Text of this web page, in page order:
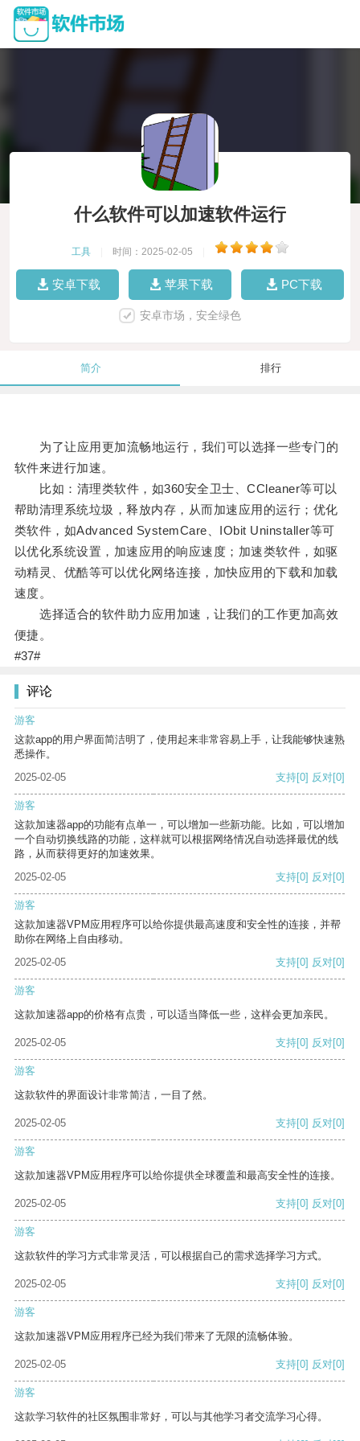
什么软件可以加速软件运行
工具 时间：2025-02-05
安卓下载 苹果下载 PC下载
安卓市场，安全绿色
简介 排行
为了让应用更加流畅地运行，我们可以选择一些专门的
软件来进行加速。
比如：清理类软件，如360安全卫士、CCleaner等可以
帮助清理系统垃圾，释放内存，从而加速应用的运行；优化
类软件，如Advanced SystemCare、IObit Uninstaller等可
以优化系统设置，加速应用的响应速度；加速类软件，如驱
动精灵、优酷等可以优化网络连接，加快应用的下载和加载
速度。
选择适合的软件助力应用加速，让我们的工作更加高效
便捷。
#37#
评论
游客
这款app的用户界面简洁明了，使用起来非常容易上手，让我能够快速熟
悉操作。
2025-02-05
支持[0] 反对[0]
游客
这款加速器app的功能有点单一，可以增加一些新功能。比如，可以增加
一个自动切换线路的功能，这样就可以根据网络情况自动选择最优的线
路，从而获得更好的加速效果。
2025-02-05
支持[0] 反对[0]
游客
这款加速器VPM应用程序可以给你提供最高速度和安全性的连接，并帮
助你在网络上自由移动。
2025-02-05
支持[0] 反对[0]
游客
这款加速器app的价格有点贵，可以适当降低一些，这样会更加亲民。
2025-02-05 支持[0] 反对[0]
游客
这款软件的界面设计非常简洁，一目了然。
2025-02-05 支持[0] 反对[0]
游客
这款加速器VPM应用程序可以给你提供全球覆盖和最高安全性的连接。
2025-02-05 支持[0] 反对[0]
游客
这款软件的学习方式非常灵活，可以根据自己的需求选择学习方式。
2025-02-05 支持[0] 反对[0]
游客
这款加速器VPM应用程序已经为我们带来了无限的流畅体验。
2025-02-05 支持[0] 反对[0]
游客
这款学习软件的社区氛围非常好，可以与其他学习者交流学习心得。